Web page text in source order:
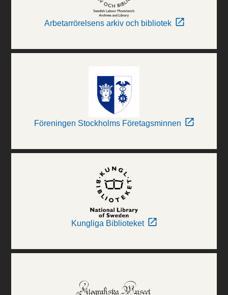
Arbetarrörelsens arkiv och bibliotek
Föreningen Stockholms Företagsminnen
Kungliga Biblioteket